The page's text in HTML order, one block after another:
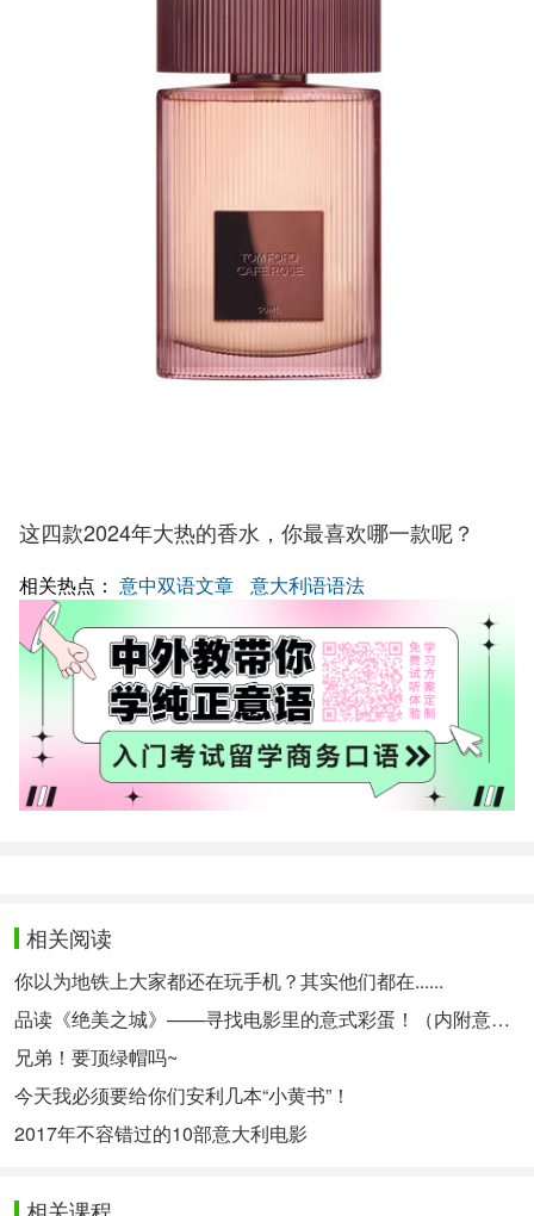
这四款2024年大热的香水，你最喜欢哪一款呢？
相关热点： 意中双语文章 意大利语语法
相关阅读
你以为地铁上大家都还在玩手机？其实他们都在......
品读《绝美之城》——寻找电影里的意式彩蛋！（内附意语中字资源~）
兄弟！要顶绿帽吗~
今天我必须要给你们安利几本“小黄书”！
2017年不容错过的10部意大利电影